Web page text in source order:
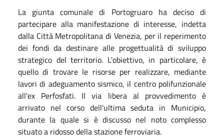
La giunta comunale di Portogruaro ha deciso di
partecipare alla manifestazione di interesse, indetta
dalla Città Metropolitana di Venezia, per il reperimento
dei fondi da destinare alle progettualità di sviluppo
strategico del territorio. L'obiettivo, in particolare, è
quello di trovare le risorse per realizzare, mediante
lavori di adeguamento sismico, il centro polifunzionale
all'ex Perfosfati. Il via libera al provvedimento è
arrivato nel corso dell'ultima seduta in Municipio,
durante la quale si è discusso nel noto complesso
situato a ridosso della stazione ferroviaria.